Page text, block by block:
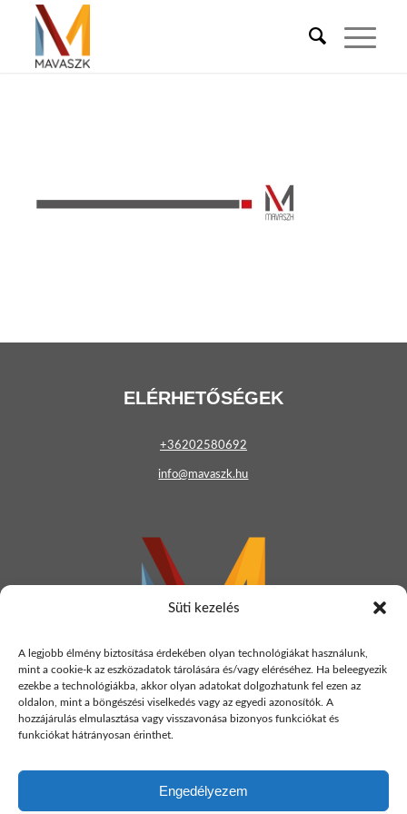
Süti kezelés
A legjobb élmény biztosítása érdekében olyan technológiákat használunk,
mint a cookie-k az eszközadatok tárolására és/vagy eléréséhez. Ha beleegyezik
ezekbe a technológiákba, akkor olyan adatokat dolgozhatunk fel ezen az
oldalon, mint a böngészési viselkedés vagy az egyedi azonosítók. A
hozzájárulás elmulasztása vagy visszavonása bizonyos funkciókat és
funkciókat hátrányosan érinthet.
Engedélyezem
ELÉRHETŐSÉGEK
+36202580692
info@mavaszk.hu
KÉRDÉSE VAN?